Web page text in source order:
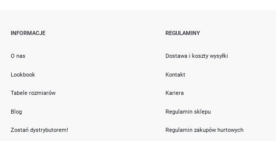
INFORMACJE
O nas
Lookbook
Tabele rozmiarów
Blog
Zostań dystrybutorem!
REGULAMINY
Dostawa i koszty wysyłki
Kontakt
Kariera
Regulamin sklepu
Regulamin zakupów hurtowych